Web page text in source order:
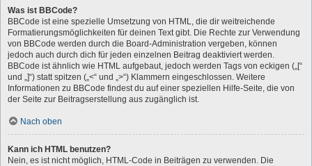
Was ist BBCode?
BBCode ist eine spezielle Umsetzung von HTML, die dir weitreichende
Formatierungsmöglichkeiten für deinen Text gibt. Die Rechte zur Verwendung
von BBCode werden durch die Board-Administration vergeben, können
jedoch auch durch dich für jeden einzelnen Beitrag deaktiviert werden.
BBCode ist ähnlich wie HTML aufgebaut, jedoch werden Tags von eckigen („[“
und „]“) statt spitzen („<“ und „>“) Klammern eingeschlossen. Weitere
Informationen zu BBCode findest du auf einer speziellen Hilfe-Seite, die von
der Seite zur Beitragserstellung aus zugänglich ist.
Nach oben
Kann ich HTML benutzen?
Nein, es ist nicht möglich, HTML-Code in Beiträgen zu verwenden. Die